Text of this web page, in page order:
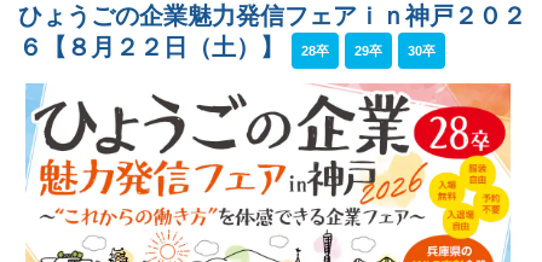
ひょうごの企業魅力発信フェアｉｎ神戸２０２
６【８月２２日（土）】
28卒 29卒 30卒